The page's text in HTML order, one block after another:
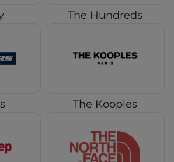
The Hundreds
The Kooples